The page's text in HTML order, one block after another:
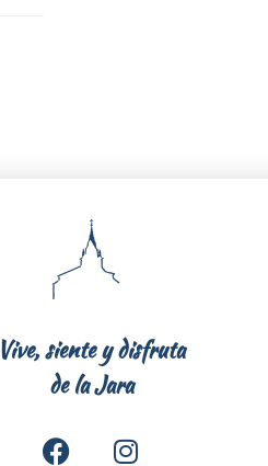
Vive, siente y disfruta
de la Jara